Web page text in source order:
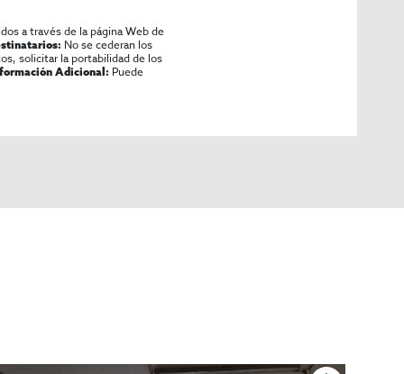
a través de la página Web de
No se cederan los
solicitar la portabilidad de los
Adicional: Puede